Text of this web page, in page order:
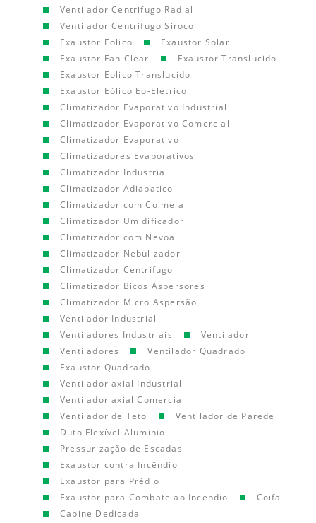
Ventilador Centrifugo Radial
Ventilador Centrifugo Siroco
Exaustor Eolico
Exaustor Solar
Exaustor Fan Clear
Exaustor Translucido
Exaustor Eolico Translucido
Exaustor Eólico Eo-Elétrico
Climatizador Evaporativo Industrial
Climatizador Evaporativo Comercial
Climatizador Evaporativo
Climatizadores Evaporativos
Climatizador Industrial
Climatizador Adiabatico
Climatizador com Colmeia
Climatizador Umidificador
Climatizador com Nevoa
Climatizador Nebulizador
Climatizador Centrifugo
Climatizador Bicos Aspersores
Climatizador Micro Aspersão
Ventilador Industrial
Ventiladores Industriais
Ventilador
Ventiladores
Ventilador Quadrado
Exaustor Quadrado
Ventilador axial Industrial
Ventilador axial Comercial
Ventilador de Teto
Ventilador de Parede
Duto Flexível Aluminio
Pressurização de Escadas
Exaustor contra Incêndio
Exaustor para Prédio
Exaustor para Combate ao Incendio
Coifa
Cabine Dedicada